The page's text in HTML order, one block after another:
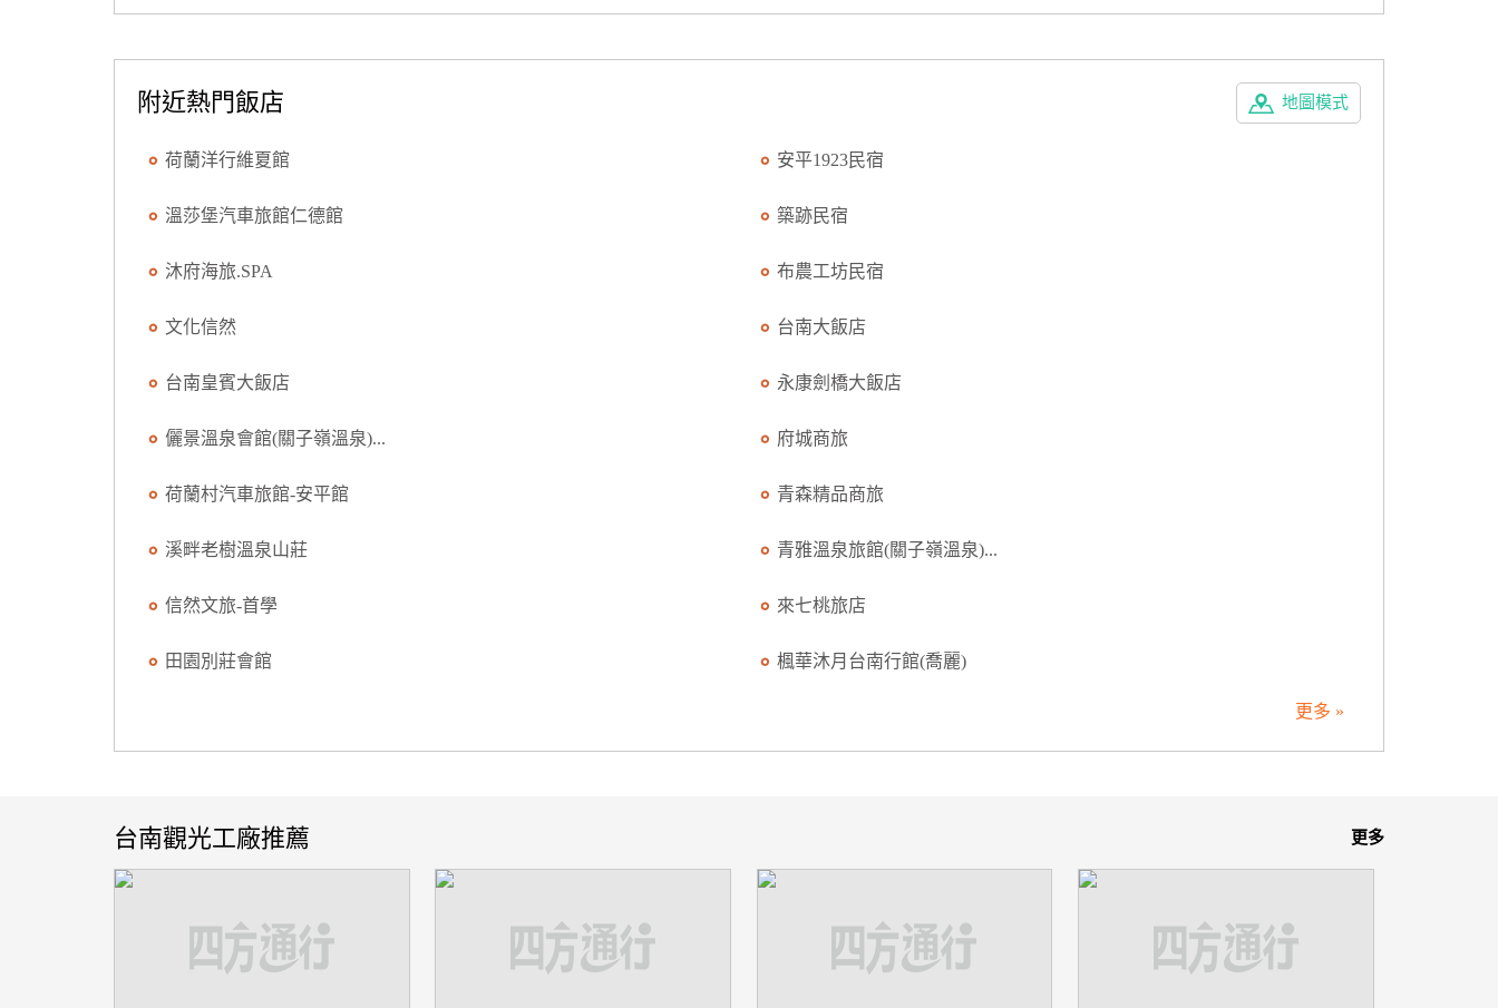
地圖模式
附近熱門飯店
荷蘭洋行維夏館 安平1923民宿
溫莎堡汽車旅館仁德館 築跡民宿
沐府海旅.SPA 布農工坊民宿
文化信然 台南大飯店
台南皇賓大飯店 永康劍橋大飯店
儷景溫泉會館(關子嶺溫泉)... 府城商旅
荷蘭村汽車旅館-安平館 青森精品商旅
溪畔老樹溫泉山莊 青雅溫泉旅館(關子嶺溫泉)...
信然文旅-首學 來七桃旅店
田園別莊會館 楓華沐月台南行館(喬麗)
更多 »
更多
台南觀光工廠推薦